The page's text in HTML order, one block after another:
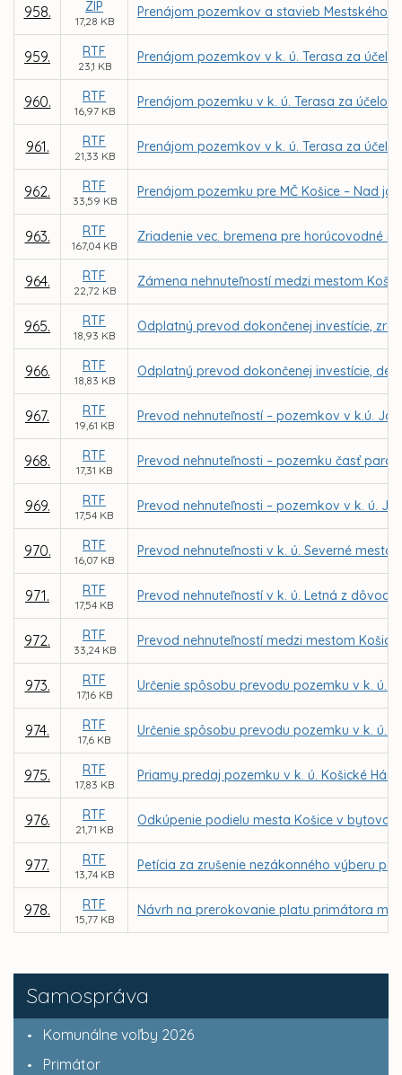
Samospráva
Komunálne voľby 2026
Primátor
958. ZIP
17,28 KB
Prenájom pozemkov a stavieb Mestského
959. RTF
23,1 KB
Prenájom pozemkov v k. ú. Terasa za
960. RTF
16,97 KB
Prenájom pozemku v k. ú. Terasa za
961. RTF
21,33 KB
Prenájom pozemkov v k. ú. Terasa za
962. RTF
33,59 KB
Prenájom pozemku pre MČ Košice – Nad
963. RTF
167,04 KB
Zriadenie vec. bremena pre horúcovodné
964. RTF
22,72 KB
Zámena nehnuteľností medzi mestom
965. RTF
18,93 KB
Odplatný prevod dokončenej investície,
966. RTF
18,83 KB
Odplatný prevod dokončenej investície,
967. RTF
19,61 KB
Prevod nehnuteľností – pozemkov v k.ú.
968. RTF
17,31 KB
Prevod nehnuteľnosti – pozemku časť parc.
969. RTF
17,54 KB
Prevod nehnuteľnosti – pozemkov v k. ú.
970. RTF
16,07 KB
Prevod nehnuteľnosti v k. ú. Severné mesto
971. RTF
17,54 KB
Prevod nehnuteľností v k. ú. Letná z dôvodu
972. RTF
33,24 KB
Prevod nehnuteľností medzi mestom
973. RTF
17,16 KB
Určenie spôsobu prevodu pozemku v k. ú.
974. RTF
17,6 KB
Určenie spôsobu prevodu pozemku v k. ú.
975. RTF
17,83 KB
Priamy predaj pozemku v k. ú. Košické
976. RTF
21,71 KB
Odkúpenie podielu mesta Košice v
977. RTF
13,74 KB
Petícia za zrušenie nezákonného výberu
978. RTF
15,77 KB
Návrh na prerokovanie platu primátora